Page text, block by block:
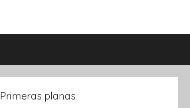
Primeras planas